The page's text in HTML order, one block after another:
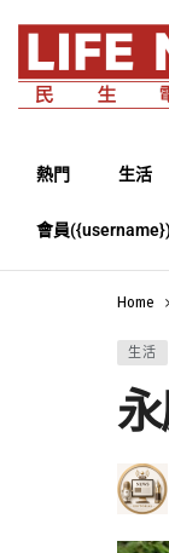
熱門 生活
會員({username})
Home
生活